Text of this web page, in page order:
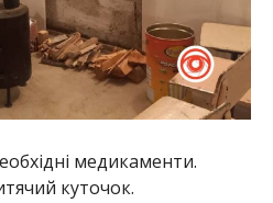
медикаменти.
куточок.